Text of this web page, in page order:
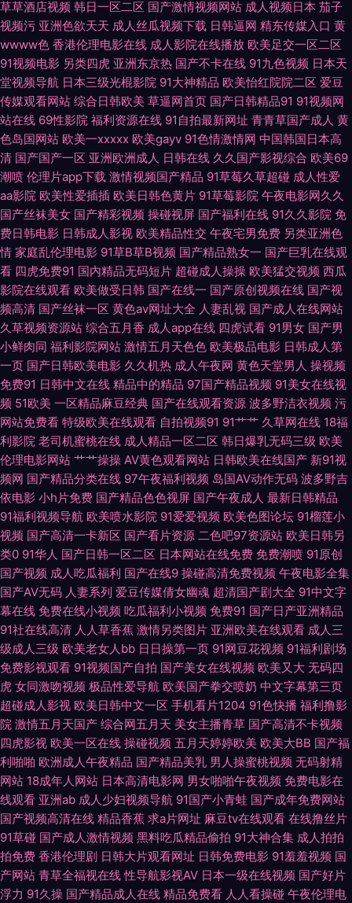
麻豆 美女91视频网站 欧洲一区无码 日本免费AA片 日韩A视频论坛 三级片AV
网站 午夜AV导航在线 午夜诱惑网站 亚洲女人含羞草 一本道国片 91大神片子
91精品国自产 91视频逼网站 91视频综合区 91在线视频观看 www亚洲天堂
网 超碰美女自慰 成人午夜精品 豆花视频 九一视频免费观看 蜜桃视频污 欧美
色图网站 欧洲A级网站 日韩男女在线 天天添天天干 午夜情色影院 亚洲另类
中字 一本道成人在线 91国产嫩草 97操碰碰 AV天堂东京热 超碰青娱乐奇米
成人免费毛 国产AV黄色网址 国产足交 黄涩91大片 久久夜av 麻豆ddys 男人
的AV天堂啊 青青青青大香蕉 日韩色网址 网站色片 亚洲成人性 一区二区国产
视频 91喷浆 97午夜伦理 亚洲丝袜色图 91蜜桃特黄A片 爱豆传媒映画 福利姬
AV导航 韩国操逼视频 久久香人体 美女内射白浆 日本色官网在线 四虎音影
亚洲成人SESE 影音先锋变太累别 91福利社色色 97人人操超碰 白丝喷水在
线 成人α在线 福利小视频 狼人AV最新 在线观看国产肛交 AV性爱久 成人骚
网 国产精品多乙 麻豆小视频 人人超碰导航 日韩中文在线一区 无码欧美另类
亚洲成人一二三 91抖淫 97人人操超碰 超碰人人擦 国产1区综合情色 韩国三
级成人网 美日韩一二三 日本黄色网 熟女色福利导航 香蕉久艹 51福利视频
91网址在线视频 AV资源首页 传媒视频在线 国产精品伊人 色色日韩 亚洲福利
喷水 91黄免费 97激情理论 超碰人人操91 国产盗拍色视频 激情午夜网 另类
综合专区 日本三级网站 天天日批 ab天堂中文 国产韩日精品黄色 久久深夜影
院 欧美一卡二卡 日韩午夜 午夜尤物福利 最新91国产视频 97人人 成人超碰
在线观看 精品国产一二三 欧美高清 色综91 在线老性爱乱 91性生活小视频
超碰97国产 国产97超碰 黄色九一小视频 老司机熟女伦理 欧洲偷拍 婷婷五月
花成人 中文字幕16p 97国产在线视频 成人另类天堂 黄色视频网址大全 免费
草草酒店视频 韩日一区二区 国产激情视频网站 成人视频日本 茄子
视频污 亚洲色欲天天 成人丝瓜视频下载 日韩逼网 精东传媒入口 黄
wwww色 香港伦理电影在线 成人影院在线播放 欧美足交一区二区
91视频电影 另类四虎 亚洲东京热 国产不卡在线 91九色视频 日本天
堂视频导航 日本三级光棍影院 91大神精品 欧美怡红院院二区 爱豆
传媒观看网站 综合日韩欧美 草逼网首页 国产日韩精品91 91视频网
站在线 69性影院 福利资源在线 91自拍最新网址 青青草国产成人 黄
色岛国网站 欧美一xxxxx 欧美gayv 91色情激情网 中国韩国日本高
清 国产国产一区 亚洲欧洲成人 日韩在线 久久国产影视综合 欧美69
潮喷 伦理片app下载 激情视频国产精品 91草莓久草超碰 成人性爱
aa影院 欧美性爱插插 欧美日韩色黄片 91草莓影院 午夜电影网久久
国产丝袜美女 国产精彩视频 操碰视屏 国产福利在线 91久久影院 免
费日韩电影 日韩成人影视 欧美精品性交 午夜宅男免费 另类亚洲色
情 家庭乱伦理电影 91草B草B视频 国产精品熟女一 国产巨乳在线观
看 四虎免费91 国内精品无码短片 超碰成人操操 欧美猛交视频 西瓜
影院在线观看 欧美做受日韩 国产在线一 国产原创视频在线 国产视
频高清 国产丝袜一区 黄色av网址大全 人妻乱视 国产成人在线网站
久草视频资源站 综合五月香 成人app在线 四虎试看 91男女 国产男
小鲜肉同 福利影院网站 激情五月天色色 欧美极品电影 日韩成人第
一页 国产日韩欧美电影 久久机热 成人午夜网 黄色天堂男人 操视频
免费91 日韩中文在线 精品中的精品 97国产精品视频 91美女在线视
频 51欧美 一区精品麻豆经典 国产在线观看资源 波多野洁衣视频 污
网站免费看 特级欧美在线观看 自拍视频91 91艹艹 久草网在线 18福
利影院 老司机蜜桃在线 成人精品一区二区 韩日爆乳无码三级 欧美
伦理电影网站 艹艹操操 AV黄色观看网站 日韩欧美在线国产 新91视
频网 国产精品分类在线 97午夜福利视频 岛国AV动作无码 波多野吉
依电影 小h片免费 国产精品色色视屏 国产午夜成人 最新日韩精品
91福利视频导航 欧美喷水影院 91爱爱视频 欧美色图论坛 91榴莲小
视频 国产高清一卡新区 国产看片资源 二色吧97资源站 欧美日韩另
类0 91华人 国产日韩一区二区 日本网站在线免费 免费潮喷 91原创
国产视频 成人吃瓜福利 国产在线9 操碰高清免费视频 午夜电影全集
国产AV无码 人妻系列 爱豆传媒倩女幽魂 超清国产剧大全 91中文字
幕在线 免费在线小视频 吃瓜福利小视频 免费91 国产日产亚洲精品
91社在线高清 人人草香蕉 激情另类图片 亚洲欧美在线观看 成人三
级成人三级 欧美老女人bb 日日操第一页 91网豆花视频 91福利剧场
免费影视观看 91视频国产自拍 国产美女在线视频 欧美又大 无码四
虎 女同激吻视频 极品性爱导航 欧美国产拳交喷奶 中文字幕第三页
超碰成人影视 欧美日韩中文一区 手机看片1204 91色快播 福利撸影
院 激情五月天国产 综合网五月天 美女主播青草 国产高清不卡视频
四虎影视 欧美一区在线 操碰视频 五月天婷婷欧美 欧美大BB 国产福
利啪啪 欧洲成人午夜精品 国产精品美乳 男人操蜜桃视频 无码射精
网站 18成年人网站 日本高清电影网 男女啪啪午夜视频 免费电影在
线观看 亚洲ab 成人少妇视频导航 91国产小青蛙 国产成年免费网站
国产视频高清在线 精品香蕉 求a片网址 麻豆tv在线观看 在线撸丝片
91草碰 国产成人激情视频 黑料吃瓜精品偷拍 91大神合集 成人拍拍
拍免费 香港伦理剧 日韩大片观看网址 日韩免费电影 91羞羞视频 国
产网站 青草全福视在线 性导航影视AV 日本一级在线视频 国产好片
浮力 91久操 国产精品成人在线 精品免费看 人人看操碰 午夜伦理电